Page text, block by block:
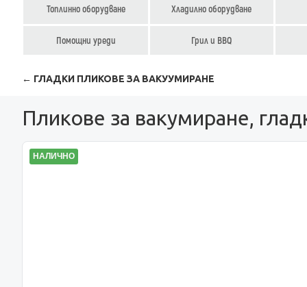
Топлинно оборудване Хладилно оборудване
Помощни уреди Грил и BBQ
← ГЛАДКИ ПЛИКОВЕ ЗА ВАКУУМИРАНЕ
Пликове за вакумиране,
НАЛИЧНО